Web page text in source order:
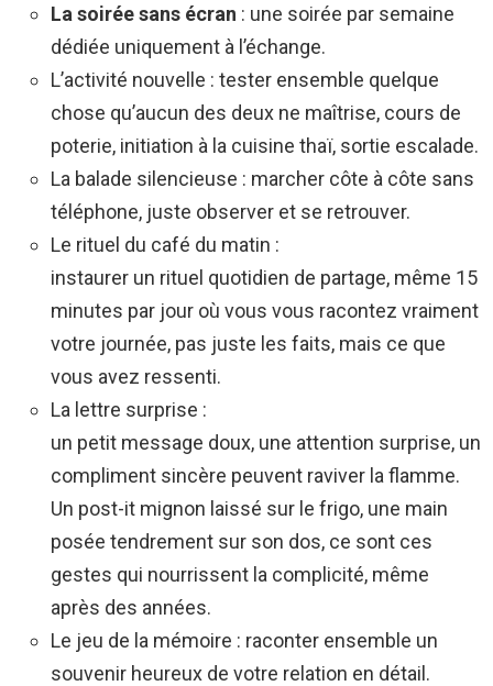
La soirée sans écran : une soirée par semaine
dédiée uniquement à l’échange.
L’activité nouvelle : tester ensemble quelque
chose qu’aucun des deux ne maîtrise, cours de
poterie, initiation à la cuisine thaï, sortie escalade.
La balade silencieuse : marcher côte à côte sans
téléphone, juste observer et se retrouver.
Le rituel du café du matin :
instaurer un rituel quotidien de partage, même 15
minutes par jour où vous vous racontez vraiment
votre journée, pas juste les faits, mais ce que
vous avez ressenti.
La lettre surprise :
un petit message doux, une attention surprise, un
compliment sincère peuvent raviver la flamme.
Un post-it mignon laissé sur le frigo, une main
posée tendrement sur son dos, ce sont ces
gestes qui nourrissent la complicité, même
après des années.
Le jeu de la mémoire : raconter ensemble un
souvenir heureux de votre relation en détail.